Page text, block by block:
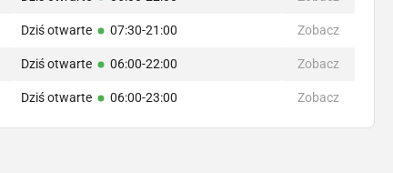
Dziś otwarte 07:30-21:00 Zobacz
Dziś otwarte 06:00-22:00 Zobacz
Dziś otwarte 06:00-23:00 Zobacz